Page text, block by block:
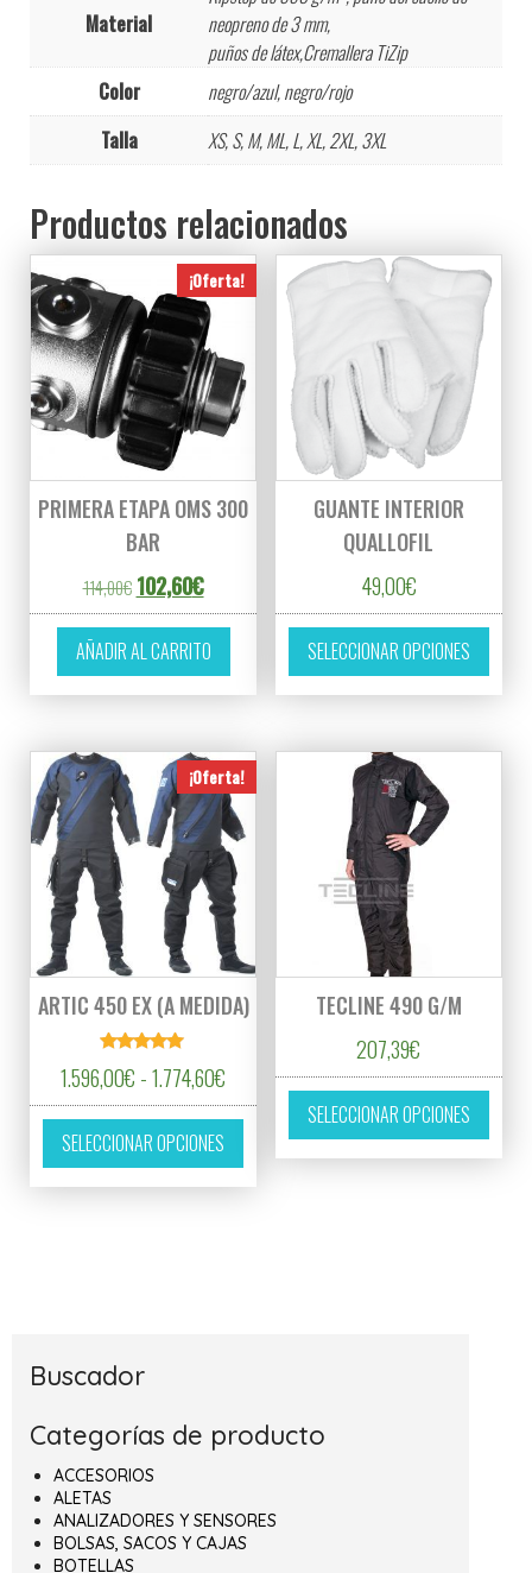
Material
neopreno de 3 mm,
puños de látex,Cremallera TiZip
Color
negro/azul, negro/rojo
Talla
XS, S, M, ML, L, XL, 2XL, 3XL
Productos relacionados
¡Oferta!
PRIMERA ETAPA OMS 300
BAR
114,00€ El precio original era: 114,00€.
102,60€El precio actual es: 102,60€.
AÑADIR AL CARRITO
GUANTE INTERIOR
QUALLOFIL
49,00€
SELECCIONAR OPCIONES
Este
¡Oferta!
ARTIC 450 EX (A MEDIDA)
con
de 5
1.596,00€ -1.774,60€ Rango de precios: desde 1.596,00€
SELECCIONAR OPCIONES
Este producto tiene múltiples variantes.
TECLINE 490 G/M
207,39€
SELECCIONAR OPCIONES
Este
Buscador
Categorías de producto
ACCESORIOS
ALETAS
ANALIZADORES Y SENSORES
BOLSAS, SACOS Y CAJAS
BOTELLAS